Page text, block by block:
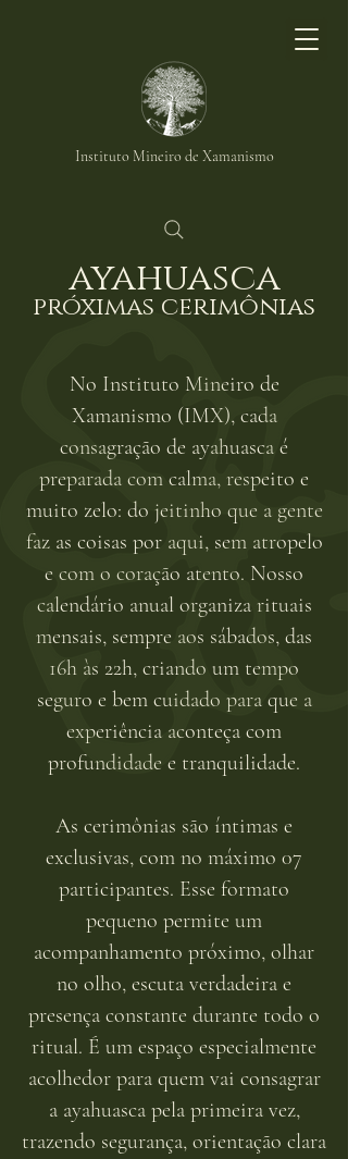
Instituto Mineiro de Xamanismo
ayahuasca
próximas cerimônias
No Instituto Mineiro de
Xamanismo (IMX), cada
consagração de ayahuasca é
preparada com calma, respeito e
muito zelo: do jeitinho que a gente
faz as coisas por aqui, sem atropelo
e com o coração atento. Nosso
calendário anual organiza rituais
mensais, sempre aos sábados, das
16h às 22h, criando um tempo
seguro e bem cuidado para que a
experiência aconteça com
profundidade e tranquilidade.
As cerimônias são íntimas e
exclusivas, com no máximo 07
participantes. Esse formato
pequeno permite um
acompanhamento próximo, olhar
no olho, escuta verdadeira e
presença constante durante todo o
ritual. É um espaço especialmente
acolhedor para quem vai consagrar
a ayahuasca pela primeira vez,
trazendo segurança, orientação clara